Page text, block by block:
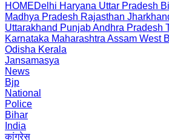
HOMEDelhi Haryana Uttar Pradesh
Madhya Pradesh Rajasthan
Uttarakhand PunjabAndhra Pradesh
Karnataka Maharashtra Assam West
Odisha Kerala
Jansamasya
News
Bjp
National
Police
Bihar
India
कांग्रेस